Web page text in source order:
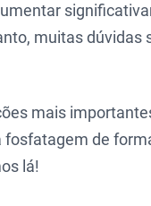
muitas dúvidas
mais
de
lá!